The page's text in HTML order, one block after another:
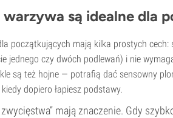
warzywa są idealne dla
początkujących mają kilka prostych
jednego czy dwóch podlewań) i nie
są też hojne — potrafią dać sensowny
dopiero łapiesz podstawy.
zwycięstwa” mają znaczenie. Gdy